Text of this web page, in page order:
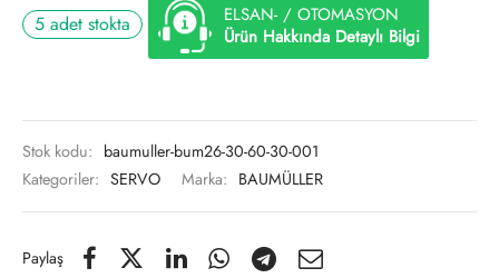
5 adet stokta
ELSAN- / OTOMASYON
Ürün Hakkında Detaylı Bilgi
Stok kodu: baumuller-bum26-30-60-30-001
Kategoriler: SERVO Marka: BAUMÜLLER
Paylaş